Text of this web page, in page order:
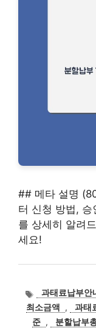
## 메타 설명
터 신청 방법,
를 상세히 알려
세요!
태
그
과태료납부안
최소금액
, 과태
준 , 분할납부